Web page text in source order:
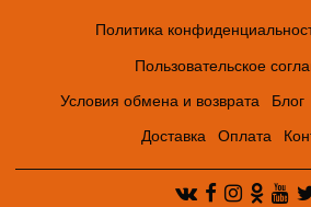
Политика
Пользовательское
Условия обмена и возврата Блог
Доставка Оплата